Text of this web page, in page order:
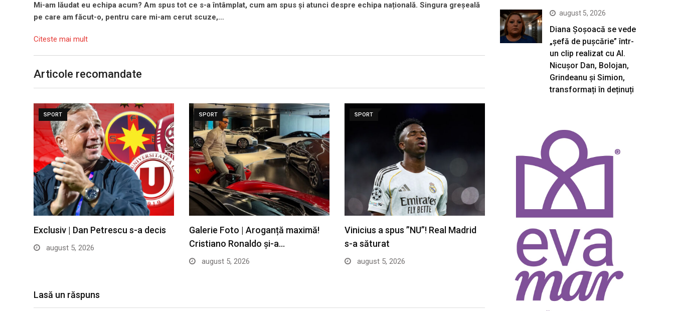
Mi-am lăudat eu echipa acum? Am spus tot ce s-a întâmplat, cum am spus și atunci despre echipa națională. Singura greșeală
pe care am făcut-o, pentru care mi-am cerut scuze,…
Citeste mai mult
Articole recomandate
SPORT
Exclusiv | Dan Petrescu s-a decis
august 5, 2026
SPORT
Galerie Foto | Aroganță maximă!
Cristiano Ronaldo și-a…
august 5, 2026
SPORT
Vinicius a spus ”NU”! Real Madrid
s-a săturat
august 5, 2026
Lasă un răspuns
august 5, 2026
Diana Șoșoacă se vede
„șefă de pușcărie” într-
un clip realizat cu AI.
Nicușor Dan, Bolojan,
Grindeanu și Simion,
transformați în deținuți